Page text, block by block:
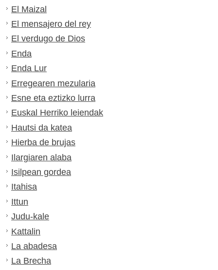
El Maizal
El mensajero del rey
El verdugo de Dios
Enda
Enda Lur
Erregearen mezularia
Esne eta eztizko lurra
Euskal Herriko leiendak
Hautsi da katea
Hierba de brujas
Ilargiaren alaba
Isilpean gordea
Itahisa
Ittun
Judu-kale
Kattalin
La abadesa
La Brecha